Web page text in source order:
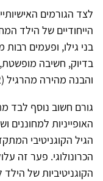
לצד הגורמים
הייחודיים של הילד
בני גילו, ופעמים
בדיוק, חשיבה
והבנה מהירה מהרגיל (Hollingworth, 1942).
גורם חשוב נוסף לבד
האופייניות למחוננים
הגיל הקוגניטיבי
הכרונולוגי. פער זה
הקוגניטיביות של